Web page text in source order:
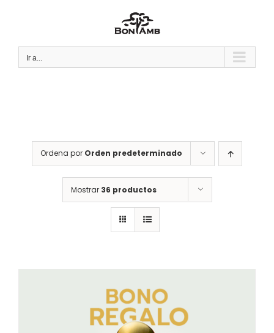
Ir a...
Ordena por Orden predeterminado
Mostrar 36 productos